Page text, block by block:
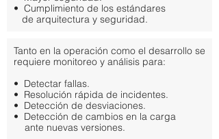
• Cumplimiento de los estándares
de arquitectura y seguridad.
Tanto en la operación como el desarrollo se
requiere monitoreo y análisis para:
• Detectar fallas.
• Resolución rápida de incidentes.
• Detección de desviaciones.
• Detección de cambios en la carga
ante nuevas versiones.